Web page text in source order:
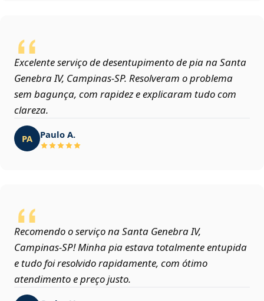
Excelente serviço de desentupimento de pia na Santa
Genebra IV, Campinas‑SP. Resolveram o problema
sem bagunça, com rapidez e explicaram tudo com
clareza.
PA Paulo A.
Recomendo o serviço na Santa Genebra IV,
Campinas‑SP! Minha pia estava totalmente entupida
e tudo foi resolvido rapidamente, com ótimo
atendimento e preço justo.